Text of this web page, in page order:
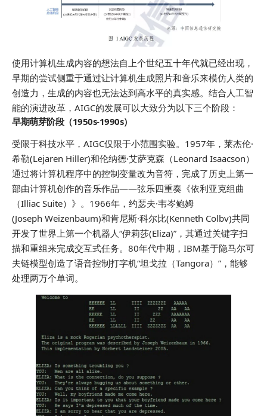
使用计算机生成内容的想法自上个世纪五十年代就已经出现，
早期的尝试侧重于通过让计算机生成照片和音乐来模仿人类的
创造力，生成的内容也无法达到高水平的真实感。结合人工智
能的演进改革，AIGC的发展可以大致分为以下三个阶段：
早期萌芽阶段（1950s-1990s）
受限于科技水平，AIGC仅限于小范围实验。1957年，莱杰伦·
希勒(Lejaren Hiller)和伦纳德·艾萨克森（Leonard Isaacson）
通过将计算机程序中的控制变量改为音符，完成了历史上第一
部由计算机创作的音乐作品——弦乐四重奏《依利亚克组曲
（Illiac Suite）》。1966年，约瑟夫·韦岑鲍姆
(Joseph Weizenbaum)和肯尼斯·科尔比(Kenneth Colbv)共同
开发了世界上第一个机器人“伊莉莎(Eliza)”，其通过关键字扫
描和重组来完成交互式任务。80年代中期，IBM基于隐马尔可
夫链模型创造了语音控制打字机“坦戈拉（Tangora）”，能够
处理两万个单词。